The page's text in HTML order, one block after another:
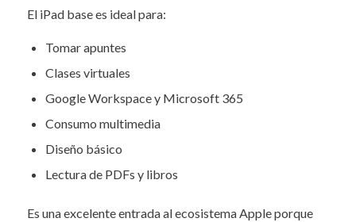
El iPad base es ideal para:
Tomar apuntes
Clases virtuales
Google Workspace y Microsoft 365
Consumo multimedia
Diseño básico
Lectura de PDFs y libros
Es una excelente entrada al ecosistema Apple porque